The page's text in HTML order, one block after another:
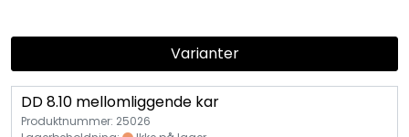
Varianter
DD 8.10 mellomliggende kar
Produktnummer: 25026